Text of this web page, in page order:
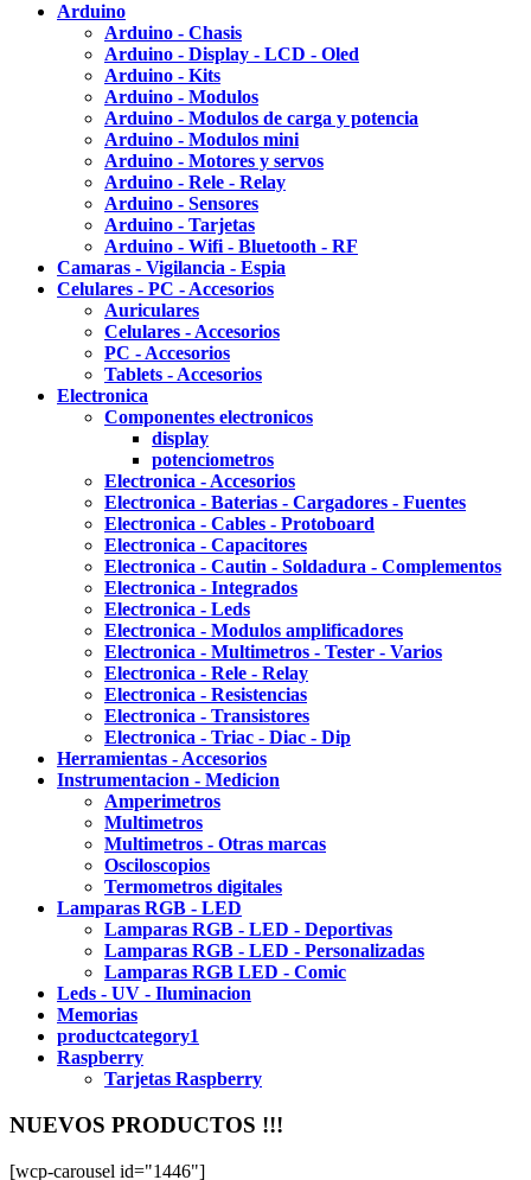
Arduino
Arduino - Chasis
Arduino - Display - LCD - Oled
Arduino - Kits
Arduino - Modulos
Arduino - Modulos de carga y potencia
Arduino - Modulos mini
Arduino - Motores y servos
Arduino - Rele - Relay
Arduino - Sensores
Arduino - Tarjetas
Arduino - Wifi - Bluetooth - RF
Camaras - Vigilancia - Espia
Celulares - PC - Accesorios
Auriculares
Celulares - Accesorios
PC - Accesorios
Tablets - Accesorios
Electronica
Componentes electronicos
display
potenciometros
Electronica - Accesorios
Electronica - Baterias - Cargadores - Fuentes
Electronica - Cables - Protoboard
Electronica - Capacitores
Electronica - Cautin - Soldadura - Complementos
Electronica - Integrados
Electronica - Leds
Electronica - Modulos amplificadores
Electronica - Multimetros - Tester - Varios
Electronica - Rele - Relay
Electronica - Resistencias
Electronica - Transistores
Electronica - Triac - Diac - Dip
Herramientas - Accesorios
Instrumentacion - Medicion
Amperimetros
Multimetros
Multimetros - Otras marcas
Osciloscopios
Termometros digitales
Lamparas RGB - LED
Lamparas RGB - LED - Deportivas
Lamparas RGB - LED - Personalizadas
Lamparas RGB LED - Comic
Leds - UV - Iluminacion
Memorias
productcategory1
Raspberry
Tarjetas Raspberry
NUEVOS PRODUCTOS !!!
[wcp-carousel id="1446"]